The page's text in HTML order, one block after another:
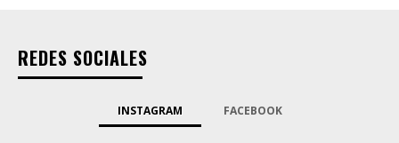
REDES SOCIALES
INSTAGRAM FACEBOOK